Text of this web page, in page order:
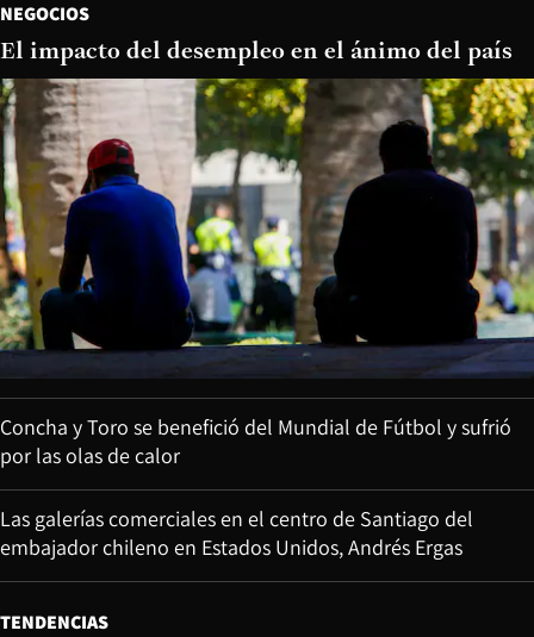
NEGOCIOS
El impacto del desempleo en el ánimo del país
Concha y Toro se benefició del Mundial de Fútbol y sufrió
por las olas de calor
Las galerías comerciales en el centro de Santiago del
embajador chileno en Estados Unidos, Andrés Ergas
TENDENCIAS